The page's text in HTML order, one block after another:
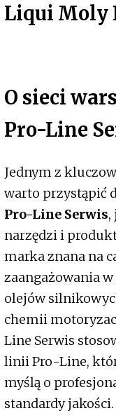
Liqui Moly
O sieci
Pro-Line
Jednym z
warto przystąpić
Pro-Line Serwis,
narzędzi i
marka znana na
zaangażowania
olejów
chemii
Line Serwis
linii Pro-Line,
myślą o
standardy jakości.